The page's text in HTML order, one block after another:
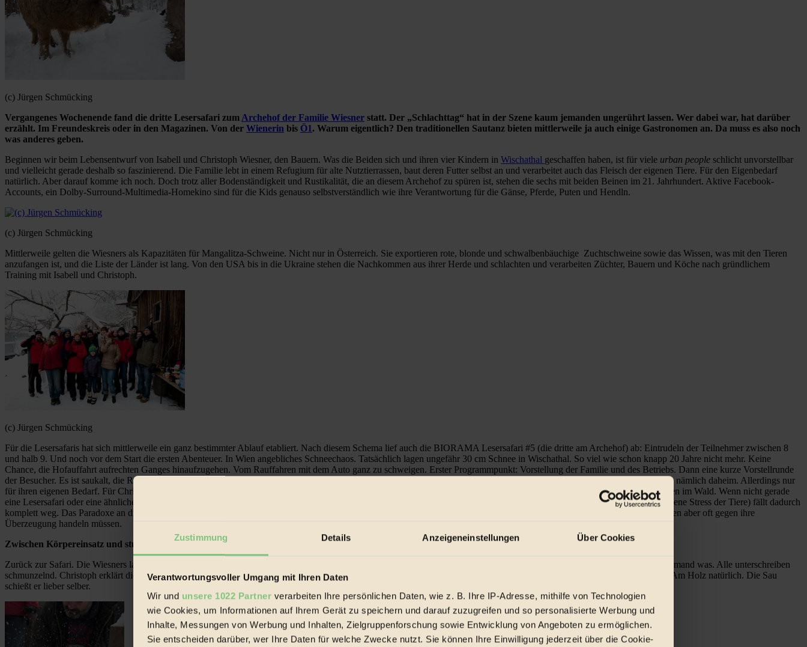
Zustimmung Details Anzeigeneinstellungen Über Cookies
Verantwortungsvoller Umgang mit Ihren Daten
Wir und unsere 1022 Partner verarbeiten Ihre persönlichen Daten, wie z. B. Ihre IP-Adresse, mithilfe von Technologien
wie Cookies, um Informationen auf Ihrem Gerät zu speichern und darauf zuzugreifen und so personalisierte Werbung und
Inhalte, Messungen von Werbung und Inhalten, Zielgruppenforschung sowie Entwicklung von Angeboten zu ermöglichen.
Sie entscheiden darüber, wer Ihre Daten für welche Zwecke nutzt. Sie können Ihre Einwilligung jederzeit über die Cookie-
(c) Jürgen Schmücking
Vergangenes Wochenende fand die dritte Lesersafari zum Archehof der Familie Wiesner statt. Der „Schlachttag“ hat in der Szene kaum jemanden ungerührt lassen. Wer dabei war, hat darüber
erzählt. Im Freundeskreis oder in den Magazinen. Von der Wienerin bis Ö1 . Warum eigentlich? Den traditionellen Sautanz bieten mittlerweile ja auch einige Gastronomen an. Da muss es also noch
was anderes geben.
Beginnen wir beim Lebensentwurf von Isabell und Christoph Wiesner, den Bauern. Was die Beiden sich und ihren vier Kindern in Wischathal geschaffen haben, ist für viele urban people schlicht unvorstellbar
und vielleicht gerade deshalb so faszinierend. Die Familie lebt in einem Refugium für alte Nutztierrassen, baut deren Futter selbst an und verarbeitet auch das Fleisch der eigenen Tiere. Für den Eigenbedarf
natürlich. Aber darauf komme ich noch. Doch trotz aller Bodenständigkeit und Rustikalität, die an diesem Archehof zu spüren ist, stehen die sechs mit beiden Beinen im 21. Jahrhundert. Aktive Facebook-
Accounts, ein Dolby-Surround-Multimedia-Homekino sind für die Kids genauso selbstverständlich wie ihre Verantwortung für die Gänse, Pferde, Puten und Hendln.
(c) Jürgen Schmücking
Mittlerweile gelten die Wiesners als Kapazitäten für Mangalitza-Schweine. Nicht nur in Österreich. Sie exportieren rote, blonde und schwalbenbäuchige Zuchtschweine sowie das Wissen, was mit den Tieren
anzufangen ist, und die Liste der Länder ist lang. Von den USA bis in die Ukraine stehen die Nachkommen aus ihrer Herde und schlachten und verarbeiten Züchter, Bauern und Köche nach gründlichem
Training mit Isabell und Christoph.
(c) Jürgen Schmücking
Für die Lesersafaris hat sich mittlerweile ein ganz bestimmter Ablauf etabliert. Nach diesem Schema lief auch die BIORAMA Lesersafari #5 (die dritte am Archehof) ab: Eintrudeln der Teilnehmer zwischen 8
und halb 9. Und noch vor dem Start die ersten Abenteuer. In Wien angebliches Schneechaos. Tatsächlich lagen ungefähr 30 cm Schnee in Wischathal. So viel wie schon knapp 20 Jahre nicht mehr. Keine
Chance, die Hofauffahrt aufrechten Ganges hinaufzugehen. Vom Rauffahren mit dem Auto ganz zu schweigen. Erster Programmpunkt: Vorstellung der Familie und des Betriebs. Dann eine kurze Vorstellrunde
der Besucher. Es ist saukalt, die Runde ist aber unvermeidlich. Nichts fürchten die Wiesners im Moment mehr als „Schläfer“ in den Reihen der Teilnehmer. Schlachten dürfen sie nämlich daheim. Allerdings nur
für ihren eigenen Bedarf. Für Christoph Wiesner ist klar, dass seine Tiere qualitativ um Kategorien besser sind, als die begutachteten Schweine im AMA-System. Seine Tiere leben im Wald. Wenn nicht gerade
eine Lesersafari oder eine ähnliche Veranstaltung stattfindet, schlachtet Christoph die Schweine direkt in der Herde. Der Transportweg zum Schlachthaus (und der damit verbundene Stress der Tiere) fällt dadurch
komplett weg. Das Paradoxe an dieser Situation ist, dass die amtlichen Tierärzte und Lebensmittelkontrolleure das natürlich auch wissen, aufgrund der entsprechenden Regelungen aber oft gegen ihre
Überzeugung handeln müssen.
Zwischen Körpereinsatz und stummer Tätigkeit
Zurück zur Safari. Die Wiesners lassen sich von den Teilnehmern unterschreiben, dass sie zwar beim Schlachten, Zerlegen und Zubereiten zuschauen dürfen. Essen darf aber niemand was. Alle unterschreiben
schmunzelnd. Christoph erklärt die Funktion des Schlachtschussapparates, zeigt es einmal an einem Stück Eichenholz und lässt dann ein paar Teilnehmer zum Schuss kommen. Am Holz natürlich. Die Sau
schießt er lieber selber.